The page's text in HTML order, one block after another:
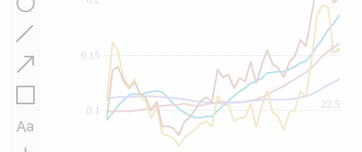
0.1
0.15
22.5
25